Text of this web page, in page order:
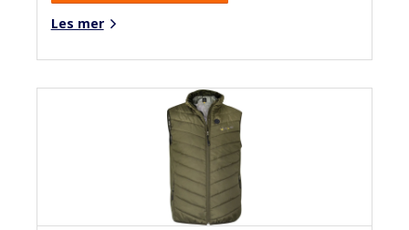
Les mer